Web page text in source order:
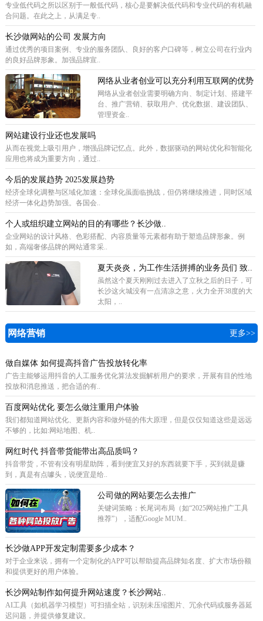
专业低代码之所以区别于一般低代码，核心是要解决低代码和专业代码的有机融
合问题。在此之上，从满足专..
长沙做网站的公司 发展方向
通过优秀的项目案例、专业的服务团队、良好的客户口碑等，树立公司在行业内
的良好品牌形象。加强品牌宣..
网络从业者创业可以充分利用互联网的优势
网络从业者创业需要明确方向、制定计划、搭建平
台、推广营销、获取用户、优化数据、建设团队、
管理资金..
网站建设行业还也发展吗
从而在视觉上吸引用户，增强品牌记忆点。此外，数据驱动的网站优化和智能化
应用也将成为重要方向，通过..
今后的发展趋势 2025发展趋势
经济全球化调整与区域化加速：全球化虽面临挑战，但仍将继续推进，同时区域
经济一体化趋势加强。各国会..
个人或组织建立网站的目的有哪些？长沙做..
企业网站的设计风格、色彩搭配、内容质量等元素都有助于塑造品牌形象。例
如，高端奢侈品牌的网站通常采..
夏天炎炎，为工作生活拼搏的业务员们 致..
虽然这个夏天刚刚过去进入了立秋之后的日子，可
长沙这火城没有一点清凉之意，火力全开38度的大
太阳，..
网络营销 更多>>
做自媒体 如何提高抖音广告投放转化率
广告主能够运用抖音的人工服务优化算法发掘解析用户的要求，开展有目的性地
投放和消息推送，把合适的有..
百度网站优化 要怎么做注重用户体验
我们都知道网站优化、更新内容和做外链的伟大原理，但是仅仅知道这些是远远
不够的，比如:网站地图、机..
网红时代 抖音带货能带出高品质吗？
抖音带货，不管有没有明星助阵，看到便宜又好的东西就要下手，买到就是赚
到，真是有点噱头，说便宜是给..
公司做的网站要怎么去推广
关键词策略‌：长尾词布局（如“2025网站推广工具
推荐”），适配Google MUM..
长沙做APP开发定制需要多少成本？
对于企业来说，拥有一个定制化的APP可以帮助提高品牌知名度、扩大市场份额
和提供更好的用户体验。
长沙网站制作如何提升网站速度？长沙网站..
AI工具（如机器学习模型）可扫描全站，识别未压缩图片、冗余代码或服务器延
迟问题，并提供修复建议。